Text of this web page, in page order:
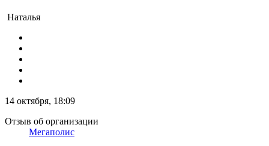
Наталья
14 октября, 18:09
Отзыв об организации
Мегаполис